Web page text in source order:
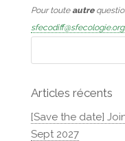
Pour touteautre
sfecodiff@sfecologie.org.
Articles récents
[Save the date]
Sept 2027